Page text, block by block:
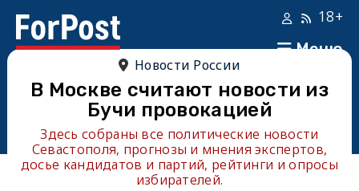
Меню
18+
Новости России
В Москве считают новости из
Бучи провокацией
Здесь собраны все политические новости
Севастополя, прогнозы и мнения экспертов,
досье кандидатов и партий, рейтинги и опросы
избирателей.